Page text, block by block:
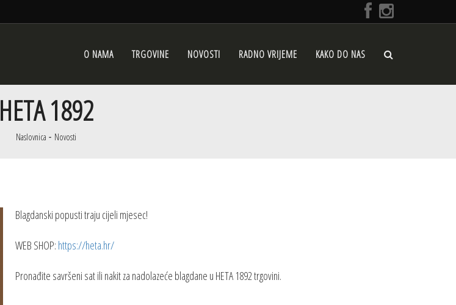
O NAMA TRGOVINE NOVOSTI RADNO VRIJEME KAKO DO NAS
HETA 1892
Naslovnica Novosti
Blagdanski popusti traju cijeli mjesec!
WEB SHOP: https://heta.hr/
Pronađite savršeni sat ili nakit za nadolazeće blagdane u HETA 1892 trgovini.